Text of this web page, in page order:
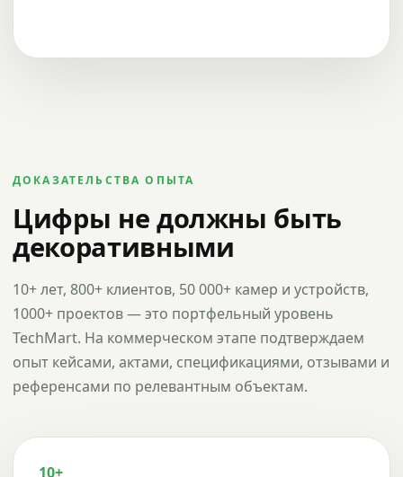
ДОКАЗАТЕЛЬСТВА ОПЫТА
Цифры не должны быть
декоративными
10+ лет, 800+ клиентов, 50 000+ камер и устройств,
1000+ проектов — это портфельный уровень
TechMart. На коммерческом этапе подтверждаем
опыт кейсами, актами, спецификациями, отзывами и
референсами по релевантным объектам.
10+